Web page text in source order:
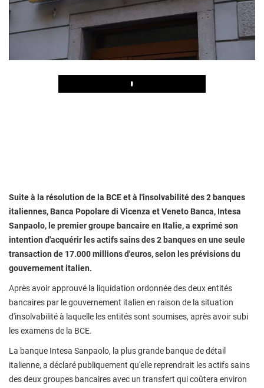
Play
Suite à la résolution de la BCE et à l'insolvabilité des 2 banques
italiennes, Banca Popolare di Vicenza et Veneto Banca, Intesa
Sanpaolo, le premier groupe bancaire en Italie, a exprimé son
intention d'acquérir les actifs sains des 2 banques en une seule
transaction de 17.000 millions d'euros, selon les prévisions du
gouvernement italien.
Après avoir approuvé la liquidation ordonnée des deux entités
bancaires par le gouvernement italien en raison de la situation
d'insolvabilité à laquelle les entités sont soumises, après avoir subi
les examens de la BCE.
La banque Intesa Sanpaolo, la plus grande banque de détail
italienne, a déclaré publiquement qu'elle reprendrait les actifs sains
des deux groupes bancaires avec un transfert qui coûtera environ